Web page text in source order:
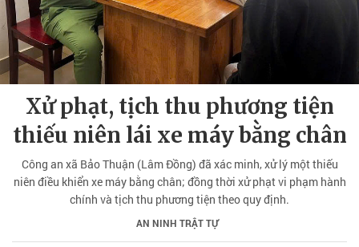
Xử phạt, tịch thu phương tiện
thiếu niên lái xe máy bằng chân
Công an xã Bảo Thuận (Lâm Đồng) đã xác minh, xử lý một thiếu
niên điều khiển xe máy bằng chân; đồng thời xử phạt vi phạm hành
chính và tịch thu phương tiện theo quy định.
AN NINH TRẬT TỰ